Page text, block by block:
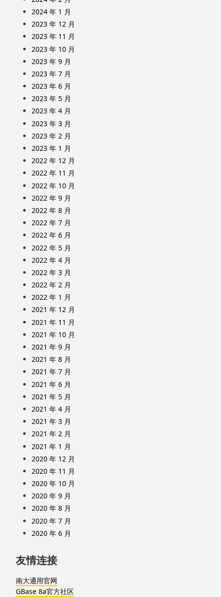
2024 年 1 月
2023 年 12 月
2023 年 11 月
2023 年 10 月
2023 年 9 月
2023 年 7 月
2023 年 6 月
2023 年 5 月
2023 年 4 月
2023 年 3 月
2023 年 2 月
2023 年 1 月
2022 年 12 月
2022 年 11 月
2022 年 10 月
2022 年 9 月
2022 年 8 月
2022 年 7 月
2022 年 6 月
2022 年 5 月
2022 年 4 月
2022 年 3 月
2022 年 2 月
2022 年 1 月
2021 年 12 月
2021 年 11 月
2021 年 10 月
2021 年 9 月
2021 年 8 月
2021 年 7 月
2021 年 6 月
2021 年 5 月
2021 年 4 月
2021 年 3 月
2021 年 2 月
2021 年 1 月
2020 年 12 月
2020 年 11 月
2020 年 10 月
2020 年 9 月
2020 年 8 月
2020 年 7 月
2020 年 6 月
友情连接
南大通用官网
GBase 8a官方社区